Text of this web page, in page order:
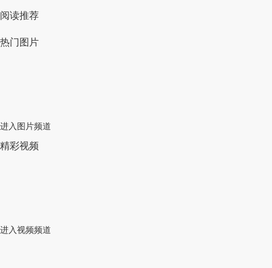
阅读推荐
热门图片
进入图片频道
精彩视频
进入视频频道